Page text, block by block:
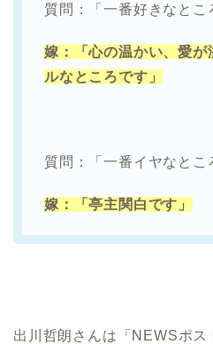
質問：「一番好きなとこ
嫁：「心の温かい、愛が
ルなところです」
質問：「一番イヤなとこ
嫁：「亭主関白です」
出川哲朗さんは「NEWSポス